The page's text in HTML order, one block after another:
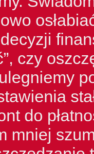
czy
do
mniej